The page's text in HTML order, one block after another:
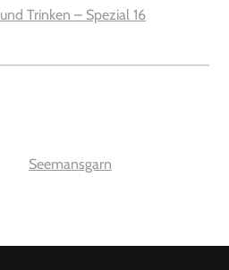
Trinken – Spezial 16
Seemansgarn